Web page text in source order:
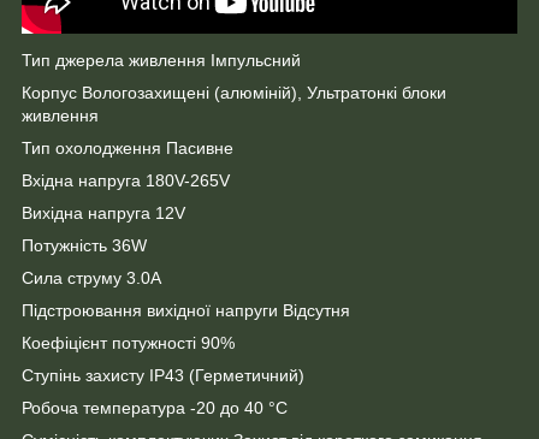
Тип джерела живлення Імпульсний
Корпус Вологозахищенi (алюміній), Ультратонкі блоки
живлення
Тип охолодження Пасивне
Вхідна напруга 180V-265V
Вихідна напруга 12V
Потужність 36W
Сила струму 3.0А
Підстроювання вихідної напруги Відсутня
Коефіцієнт потужності 90%
Ступінь захисту IP43 (Герметичний)
Робоча температура -20 до 40 °C